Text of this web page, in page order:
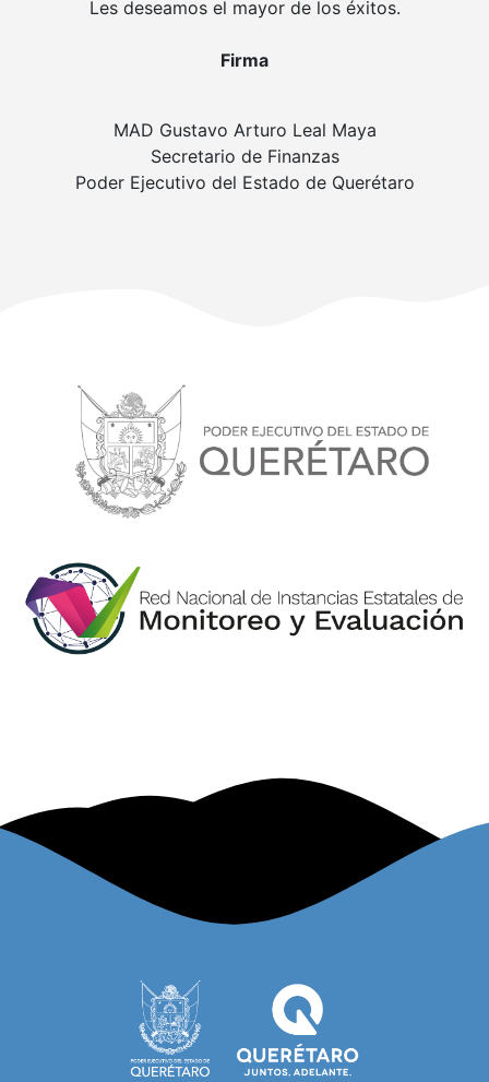
Les deseamos el mayor de los éxitos.
Firma
MAD Gustavo Arturo Leal Maya
Secretario de Finanzas
Poder Ejecutivo del Estado de Querétaro